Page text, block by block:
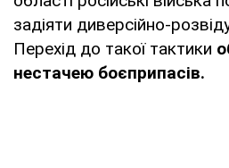
задіяти диверсійно-
Перехід до такої тактики
нестачею боєприпасів.